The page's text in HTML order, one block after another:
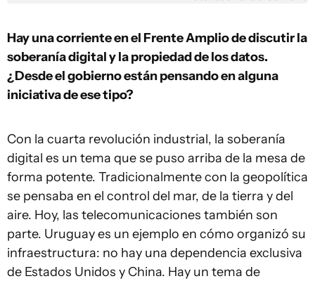
Hay una corriente en el Frente Amplio de discutir la
soberanía digital y la propiedad de los datos.
¿Desde el gobierno están pensando en alguna
iniciativa de ese tipo?
Con la cuarta revolución industrial, la soberanía
digital es un tema que se puso arriba de la mesa de
forma potente. Tradicionalmente con la geopolítica
se pensaba en el control del mar, de la tierra y del
aire. Hoy, las telecomunicaciones también son
parte. Uruguay es un ejemplo en cómo organizó su
infraestructura: no hay una dependencia exclusiva
de Estados Unidos y China. Hay un tema de